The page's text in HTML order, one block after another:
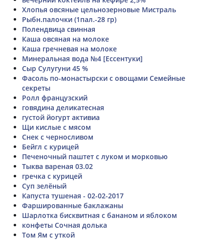
Хлопья овсяные цельнозерновые Мистраль
Рыбн.палочки (1пал.-28 гр)
Полендвица свинная
Каша овсяная на молоке
Каша гречневая на молоке
Минеральная вода №4 [Ессентуки]
Сыр Сулугуни 45 %
Фасоль по-монастырски с овощами Семейные
секреты
Ролл французский
говядина деликатесная
густой йогурт активиа
Щи кислые с мясом
Снек с черносливом
Бейгл с курицей
Печеночный паштет с луком и морковью
Тыква вареная 03.02
гречка с курицей
Суп зелёный
Капуста тушеная - 02-02-2017
Фаршированные баклажаны
Шарлотка бисквитная с бананом и яблоком
конфеты Сочная долька
Том Ям с уткой